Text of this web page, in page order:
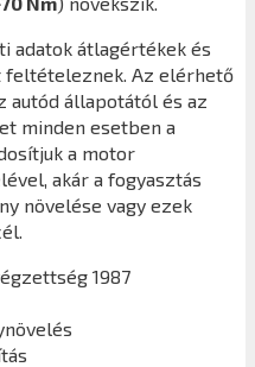
adatok átlagértékek és
feltételeznek. Az elérhető
autód állapotától és az
minden esetben a
a motor
akár a fogyasztás
növelése vagy ezek
1987